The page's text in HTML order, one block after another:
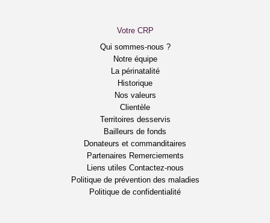
Votre CRP
Qui sommes-nous ?
Notre équipe
La périnatalité
Historique
Nos valeurs
Clientèle
Territoires desservis
Bailleurs de fonds
Donateurs et commanditaires
Partenaires Remerciements
Liens utiles Contactez-nous
Politique de prévention des maladies
Politique de confidentialité